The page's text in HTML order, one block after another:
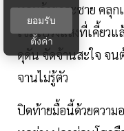
หอมด้วยกระชาย คลุก
เข้มโปร่งแสงที่เคี้ยว
ดุดัน จัดจ้านสะใจ จน
จานไม่รู้ตัว
ปิดท้ายมื้อนี้ด้วยความ
ยอมรับ
ตั้งค่า